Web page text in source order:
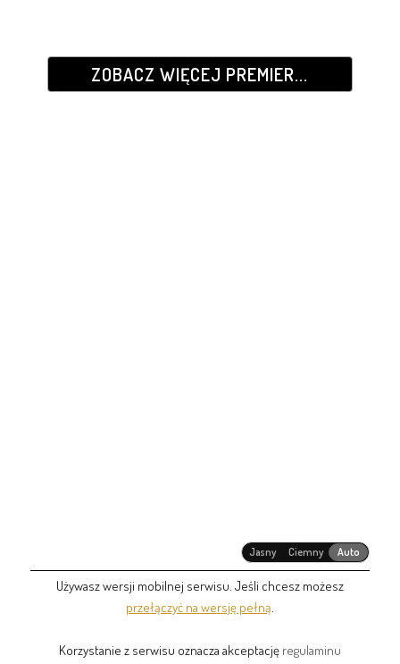
ZOBACZ WIĘCEJ PREMIER...
Jasny Ciemny Auto
Używasz wersji mobilnej serwisu. Jeśli chcesz możesz
przełączyć na wersję pełną
Korzystanie z serwisu oznacza akceptację regulaminu